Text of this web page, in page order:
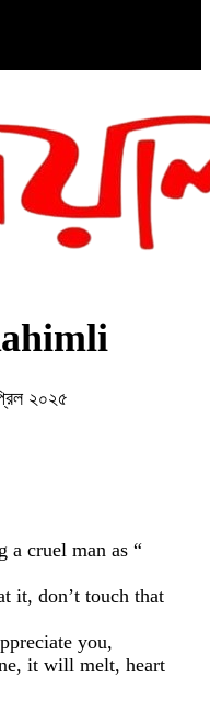
২০২৫
a cruel man as “
it, don’t touch that
you,
it will melt, heart